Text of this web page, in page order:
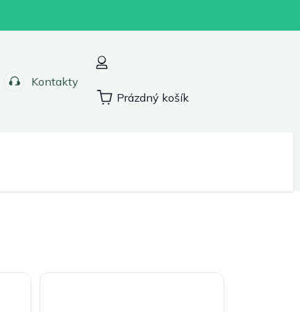
Kontakty
Nákupní
Prázdný košík